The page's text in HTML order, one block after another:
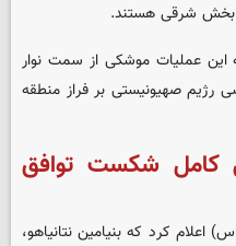
بخش شرقی هستند.
این عملیات موشکی از سمت نوار
رژیم صهیونیستی بر فراز منطقه
کامل شکست توافق
کرد که بنیامین نتانیاهو،